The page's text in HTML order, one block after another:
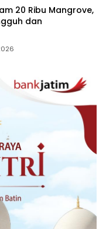
20 Ribu Mangrove,
dan